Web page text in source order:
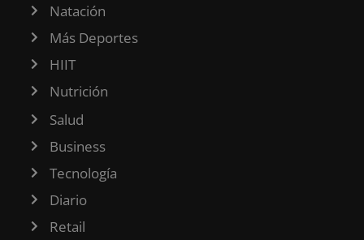
Natación
Más Deportes
HIIT
Nutrición
Salud
Business
Tecnología
Diario
Retail